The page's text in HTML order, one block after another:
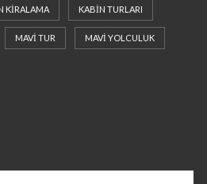
KIRALAMA KABIN TURLARI
MAVI TUR MAVI YOLCULUK